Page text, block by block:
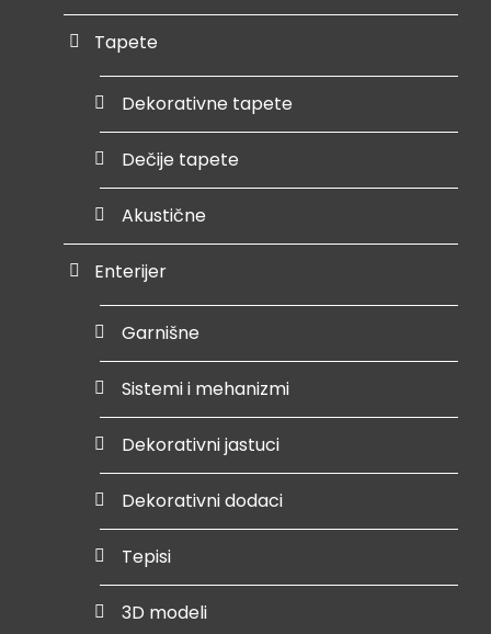
Tapete
Dekorativne tapete
Dečije tapete
Akustične
Enterijer
Garnišne
Sistemi i mehanizmi
Dekorativni jastuci
Dekorativni dodaci
Tepisi
3D modeli